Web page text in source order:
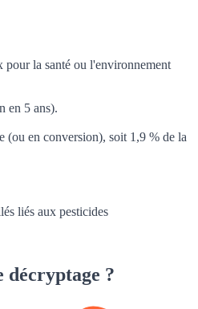
pour la santé ou l'environnement
en 5 ans).
(ou en conversion), soit 1,9 % de la
liés aux pesticides
décryptage ?